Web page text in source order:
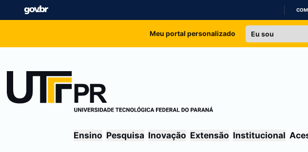
IR
Meu portal personalizado
Ensino Pesquisa Inovação Extensão Institucional